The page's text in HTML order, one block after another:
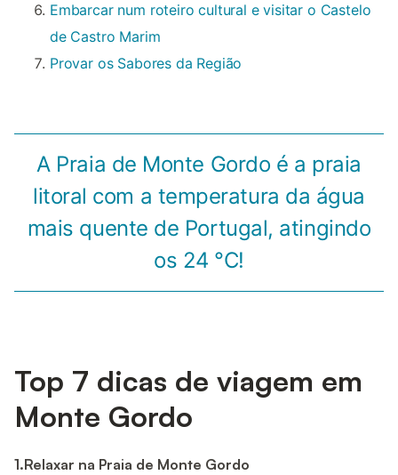
Embarcar num roteiro cultural e visitar o Castelo
de Castro Marim
Provar os Sabores da Região
A Praia de Monte Gordo é a praia
litoral com a temperatura da água
mais quente de Portugal, atingindo
os 24 °C!
Top 7 dicas de viagem em
Monte Gordo
1.Relaxar na Praia de Monte Gordo